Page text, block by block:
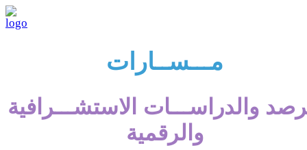
مـــســارات
والدراســـات الاستشـــرافية
والرقمية